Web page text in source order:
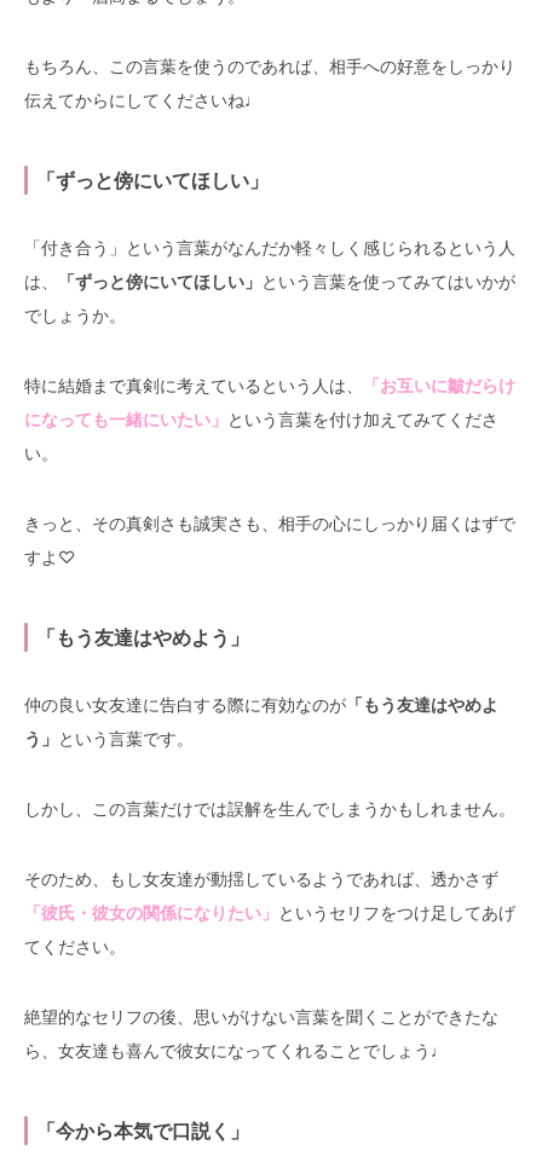
もちろん、この言葉を使うのであれば、相手への好意をしっかり
伝えてからにしてくださいね♩
「ずっと傍にいてほしい」
「付き合う」という言葉がなんだか軽々しく感じられるという人
は、
「ずっと傍にいてほしい」 という言葉を使ってみてはいかが
でしょうか。
特に結婚まで真剣に考えているという人は、
「お互いに皺だらけ
になっても一緒にいたい」 という言葉を付け加えてみてくださ
い。
きっと、その真剣さも誠実さも、相手の心にしっかり届くはずで
すよ♡
「もう友達はやめよう」
仲の良い女友達に告白する際に有効なのが 「もう友達はやめよ
う」 という言葉です。
しかし、この言葉だけでは誤解を生んでしまうかもしれません。
そのため、もし女友達が動揺しているようであれば、透かさず
「彼氏・彼女の関係になりたい」 というセリフをつけ足してあげ
てください。
絶望的なセリフの後、思いがけない言葉を聞くことができたな
ら、女友達も喜んで彼女になってくれることでしょう♩
「今から本気で口説く」